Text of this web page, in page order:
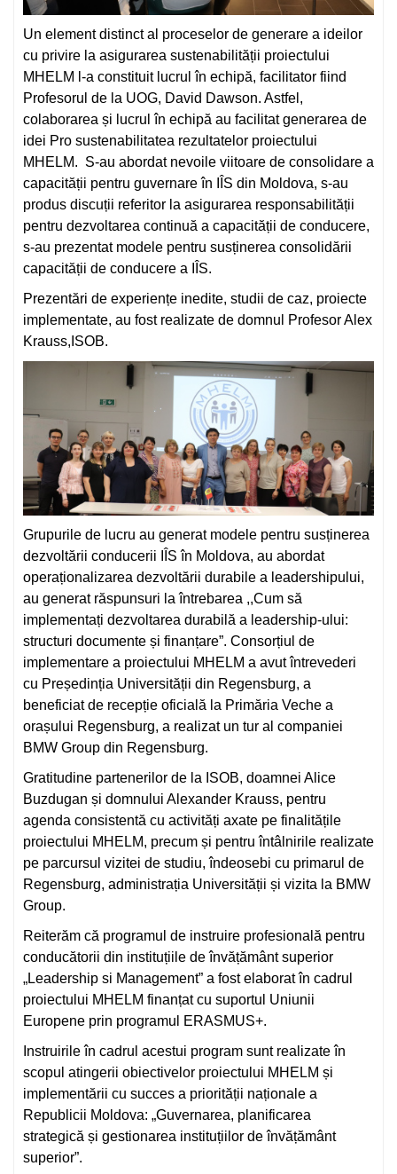
Un element distinct al proceselor de generare a ideilor
cu privire la asigurarea sustenabilității proiectului
MHELM l-a constituit lucrul în echipă, facilitator fiind
Profesorul de la UOG, David Dawson. Astfel,
colaborarea și lucrul în echipă au facilitat generarea de
idei Pro sustenabilitatea rezultatelor proiectului
MHELM. S-au abordat nevoile viitoare de consolidare a
capacității pentru guvernare în IÎS din Moldova, s-au
produs discuții referitor la asigurarea responsabilității
pentru dezvoltarea continuă a capacității de conducere,
s-au prezentat modele pentru susținerea consolidării
capacității de conducere a IÎS.
Prezentări de experiențe inedite, studii de caz, proiecte
implementate, au fost realizate de domnul Profesor Alex
Krauss,ISOB.
Grupurile de lucru au generat modele pentru susținerea
dezvoltării conducerii IÎS în Moldova, au abordat
operaționalizarea dezvoltării durabile a leadershipului,
au generat răspunsuri la întrebarea ,,Cum să
implementați dezvoltarea durabilă a leadership-ului:
structuri documente și finanțare”. Consorțiul de
implementare a proiectului MHELM a avut întrevederi
cu Președinția Universității din Regensburg, a
beneficiat de recepție oficială la Primăria Veche a
orașului Regensburg, a realizat un tur al companiei
BMW Group din Regensburg.
Gratitudine partenerilor de la ISOB, doamnei Alice
Buzdugan și domnului Alexander Krauss, pentru
agenda consistentă cu activități axate pe finalitățile
proiectului MHELM, precum și pentru întâlnirile realizate
pe parcursul vizitei de studiu, îndeosebi cu primarul de
Regensburg, administrația Universității și vizita la BMW
Group.
Reiterăm că programul de instruire profesională pentru
conducătorii din instituțiile de învățământ superior
„Leadership si Management” a fost elaborat în cadrul
proiectului MHELM finanțat cu suportul Uniunii
Europene prin programul ERASMUS+.
Instruirile în cadrul acestui program sunt realizate în
scopul atingerii obiectivelor proiectului MHELM și
implementării cu succes a priorității naționale a
Republicii Moldova: „Guvernarea, planificarea
strategică și gestionarea instituțiilor de învățământ
superior”.